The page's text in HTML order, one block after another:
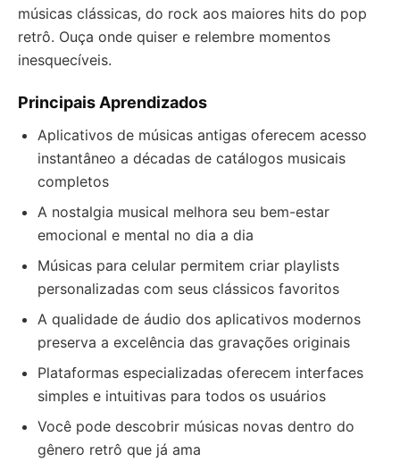
músicas clássicas, do rock aos maiores hits do pop
retrô. Ouça onde quiser e relembre momentos
inesquecíveis.
Principais Aprendizados
Aplicativos de músicas antigas oferecem acesso
instantâneo a décadas de catálogos musicais
completos
A nostalgia musical melhora seu bem-estar
emocional e mental no dia a dia
Músicas para celular permitem criar playlists
personalizadas com seus clássicos favoritos
A qualidade de áudio dos aplicativos modernos
preserva a excelência das gravações originais
Plataformas especializadas oferecem interfaces
simples e intuitivas para todos os usuários
Você pode descobrir músicas novas dentro do
gênero retrô que já ama